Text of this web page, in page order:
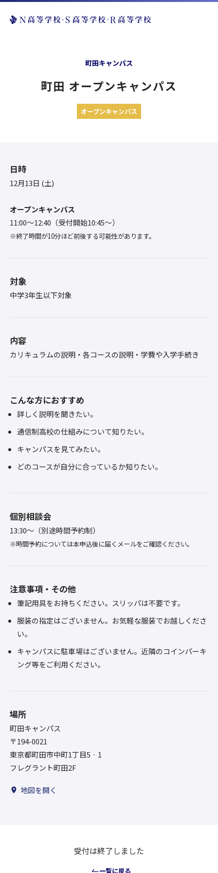
町田キャンパス
町田 オープンキャンパス
オープンキャンパス
日時
12月13日 (土)
オープンキャンパス
11:00〜12:40（受付開始10:45～）
※終了時間が10分ほど前後する可能性があります。
対象
中学3年生以下対象
内容
カリキュラムの説明・各コースの説明・学費や入学手続き
こんな方におすすめ
詳しく説明を聞きたい。
通信制高校の仕組みについて知りたい。
キャンパスを見てみたい。
どのコースが自分に合っているか知りたい。
個別相談会
13:30～（別途時間予約制）
※時間予約については本申込後に届くメールをご確認ください。
注意事項・その他
筆記用具をお持ちください。スリッパは不要です。
服装の指定はございません。お気軽な服装でお越しくださ
い。
キャンパスに駐車場はございません。近隣のコインパーキ
ング等をご利用ください。
場所
町田キャンパス
〒194-0021
東京都町田市中町1丁目5‐1
フレグラント町田2F
地図を開く
受付は終了しました
一覧に戻る